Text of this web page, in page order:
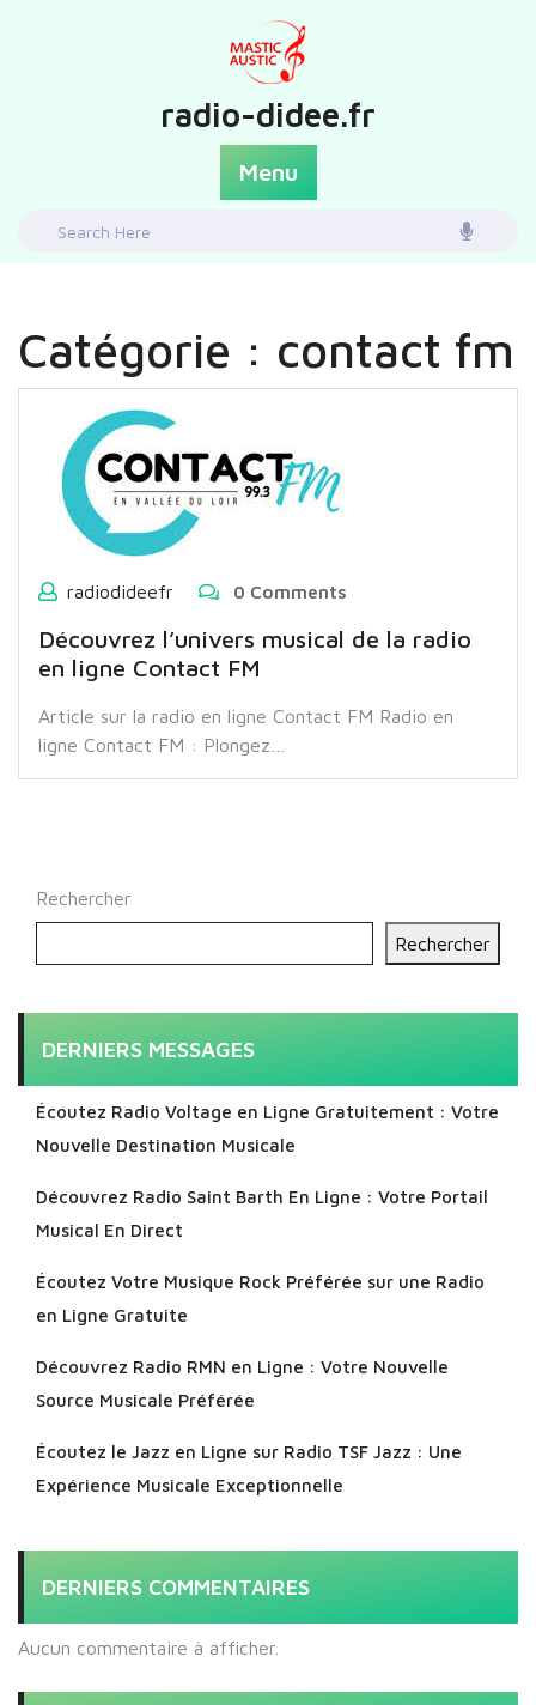
radio-didee.fr
Menu
Search
Catégorie : contact fm
radiodideefr 0 Comments
Découvrez l’univers musical de la radio
en ligne Contact FM
Article sur la radio en ligne Contact FM Radio en
ligne Contact FM : Plongez…
Rechercher
Rechercher
DERNIERS MESSAGES
Écoutez Radio Voltage en Ligne Gratuitement : Votre
Nouvelle Destination Musicale
Découvrez Radio Saint Barth En Ligne : Votre Portail
Musical En Direct
Écoutez Votre Musique Rock Préférée sur une Radio
en Ligne Gratuite
Découvrez Radio RMN en Ligne : Votre Nouvelle
Source Musicale Préférée
Écoutez le Jazz en Ligne sur Radio TSF Jazz : Une
Expérience Musicale Exceptionnelle
DERNIERS COMMENTAIRES
Aucun commentaire à afficher.